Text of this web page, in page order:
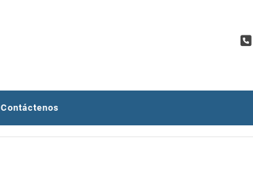
Contáctenos